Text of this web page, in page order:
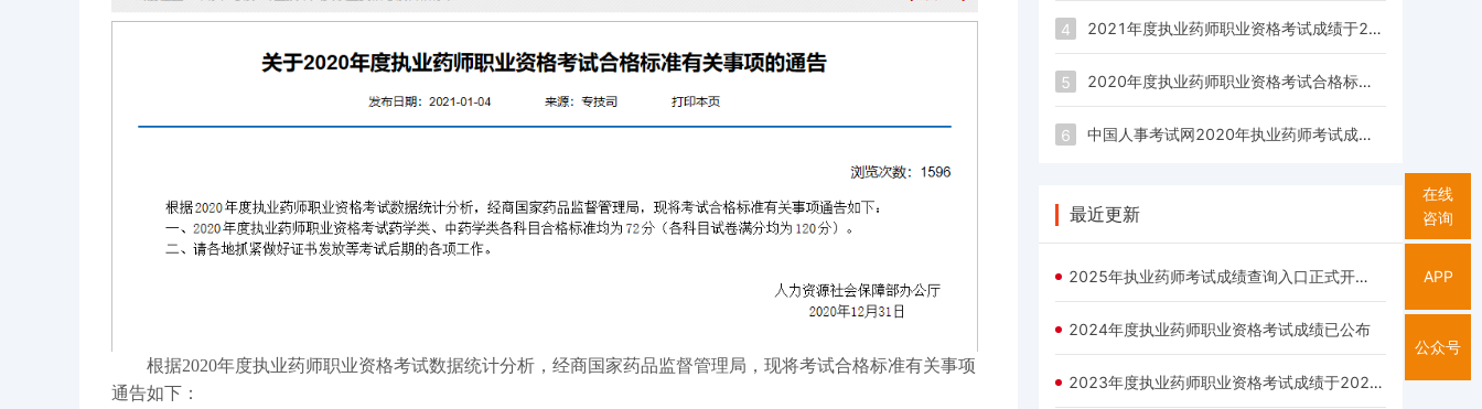
在线
咨询
APP
公众号
根据2020年度执业药师职业资格考试数据统计分析，经商国家药品监督管理局，现将考试合格标准有关事项
通告如下：
4 2021年度执业药师职业资格考试成绩于2021年12月24日发布
5 2020年度执业药师职业资格考试合格标准已经公布：72分
6 中国人事考试网2020年执业药师考试成绩查询入口12月25日开通
最近更新
2025年执业药师考试成绩查询入口正式开通啦！
2024年度执业药师职业资格考试成绩已公布
2023年度执业药师职业资格考试成绩于2023年12月8日公布